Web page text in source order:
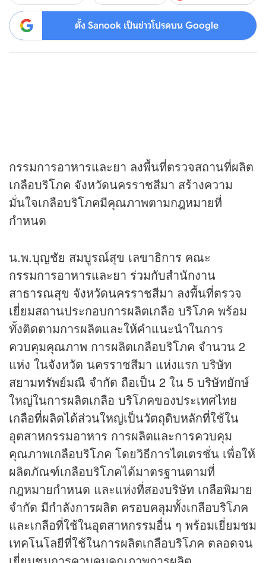
ตั้ง Sanook เป็นข่าวโปรดบน Google
กรรมการอาหารและยา ลงพื้นที่ตรวจสถานที่ผลิต
เกลือบริโภค จังหวัดนครราชสีมา สร้างความ
มั่นใจเกลือบริโภคมีคุณภาพตามกฎหมายที่
กำหนด
น.พ.บุญชัย สมบูรณ์สุข เลขาธิการ คณะ
กรรมการอาหารและยา ร่วมกับสำนักงาน
สาธารณสุข จังหวัดนครราชสีมา ลงพื้นที่ตรวจ
เยี่ยมสถานประกอบการผลิตเกลือ บริโภค พร้อม
ทั้งติดตามการผลิตและให้คำแนะนำในการ
ควบคุมคุณภาพ การผลิตเกลือบริโภค จำนวน 2
แห่ง ในจังหวัด นครราชสีมา แห่งแรก บริษัท
สยามทรัพย์มณี จำกัด ถือเป็น 2 ใน 5 บริษัทยักษ์
ใหญ่ในการผลิตเกลือ บริโภคของประเทศไทย
เกลือที่ผลิตได้ส่วนใหญ่เป็นวัตถุดิบหลักที่ใช้ใน
อุตสาหกรรมอาหาร การผลิตและการควบคุม
คุณภาพเกลือบริโภค โดยวิธีการไตเตรชั่น เพื่อให้
ผลิตภัณฑ์เกลือบริโภคได้มาตรฐานตามที่
กฎหมายกำหนด และแห่งที่สองบริษัท เกลือพิมาย
จำกัด มีกำลังการผลิต ครอบคลุมทั้งเกลือบริโภค
และเกลือที่ใช้ในอุตสาหกรรมอื่น ๆ พร้อมเยี่ยมชม
เทคโนโลยีที่ใช้ในการผลิตเกลือบริโภค ตลอดจน